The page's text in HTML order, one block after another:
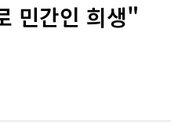
민간인 희생"